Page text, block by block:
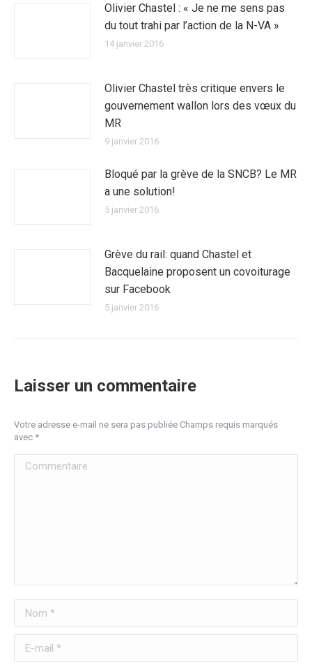
Olivier Chastel : « Je ne me sens pas
du tout trahi par l’action de la N-VA »
14 janvier 2016
Olivier Chastel très critique envers le
gouvernement wallon lors des vœux du
MR
9 janvier 2016
Bloqué par la grève de la SNCB? Le MR
a une solution!
5 janvier 2016
Grève du rail: quand Chastel et
Bacquelaine proposent un covoiturage
sur Facebook
5 janvier 2016
Laisser un commentaire
Votre adresse e-mail ne sera pas publiée Champs requis marqués
avec *
Commentaire
Nom *
E-mail *